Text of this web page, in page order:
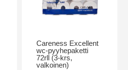
Careness Excellent
wc-pyyhepaketti
72rll (3-krs,
valkoinen)